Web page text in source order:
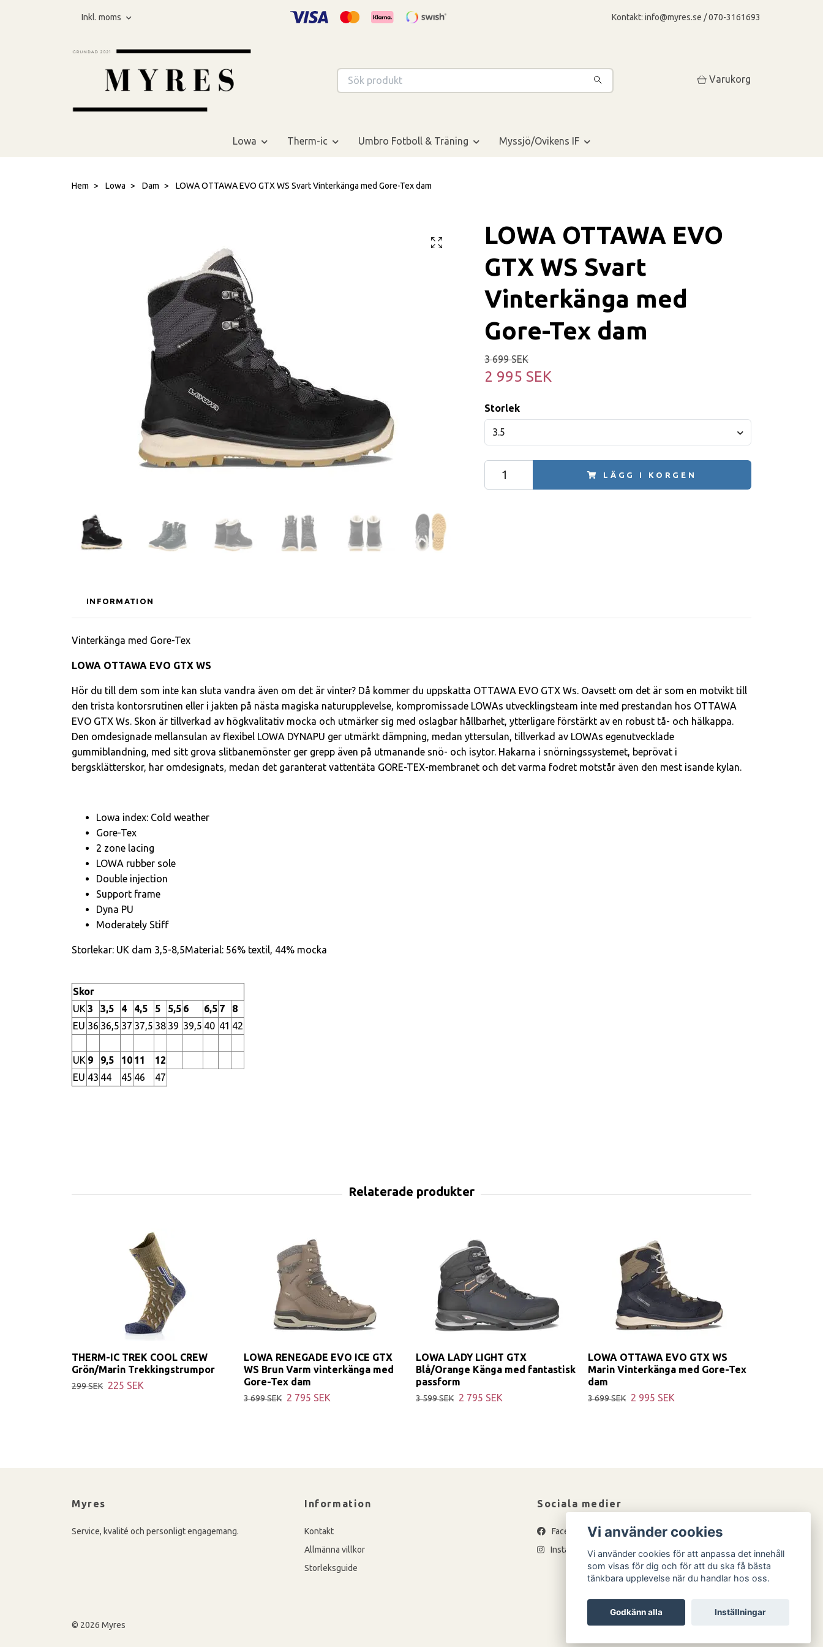
Inkl. moms Kontakt: info@myres.se / 070-3161693
Varukorg
Lowa Therm-ic Umbro Fotboll & Träning Myssjö/Ovikens IF
Hem Lowa Dam LOWA OTTAWA EVO GTX WS Svart Vinterkänga med Gore-Tex dam
LOWA OTTAWA EVO
GTX WS Svart
Vinterkänga med
Gore-Tex dam
3 699 SEK
2 995 SEK
Storlek
3.5
LÄGG I KORGEN
INFORMATION
Vinterkänga med Gore-Tex
LOWA OTTAWA EVO GTX WS
Hör du till dem som inte kan sluta vandra även om det är vinter? Då kommer du uppskatta OTTAWA EVO GTX Ws. Oavsett om det är som en motvikt till
den trista kontorsrutinen eller i jakten på nästa magiska naturupplevelse, kompromissade LOWAs utvecklingsteam inte med prestandan hos OTTAWA
EVO GTX Ws. Skon är tillverkad av högkvalitativ mocka och utmärker sig med oslagbar hållbarhet, ytterligare förstärkt av en robust tå- och hälkappa.
Den omdesignade mellansulan av flexibel LOWA DYNAPU ger utmärkt dämpning, medan yttersulan, tillverkad av LOWAs egenutvecklade
gummiblandning, med sitt grova slitbanemönster ger grepp även på utmanande snö- och isytor. Hakarna i snörningssystemet, beprövat i
bergsklätterskor, har omdesignats, medan det garanterat vattentäta GORE-TEX-membranet och det varma fodret motstår även den mest isande kylan.
Lowa index: Cold weather
Gore-Tex
2 zone lacing
LOWA rubber sole
Double injection
Support frame
Dyna PU
Moderately Stiff
Storlekar: UK dam 3,5-8,5Material: 56% textil, 44% mocka
Skor
UK 3 3,5 4 4,5 5 5,5 6 6,5 7
8
EU 36 36,5 37 37,5 38 39 39,5 40 41 42
UK 9 9,5 10 11
12
EU 43 44 45 46 47
THERM-IC TREK COOL CREW
Grön/Marin Trekkingstrumpor
299 SEK 225 SEK
LOWA RENEGADE EVO ICE GTX
WS Brun Varm vinterkänga med
Gore-Tex dam
3 699 SEK 2 795 SEK
LOWA LADY LIGHT GTX
Blå/Orange Känga med fantastisk
passform
3 599 SEK 2 795 SEK
LOWA OTTAWA EVO GTX WS
Marin Vinterkänga med Gore-Tex
dam
3 699 SEK 2 995 SEK
Myres
Service, kvalité och personligt engagemang.
Information
Kontakt
Allmänna villkor
Storleksguide
Sociala medier
Facebook
Instagram
© 2026 Myres
Vi använder cookies
Vi använder cookies för att anpassa det innehåll
som visas för dig och för att du ska få bästa
tänkbara upplevelse när du handlar hos oss.
Godkänn alla Inställningar